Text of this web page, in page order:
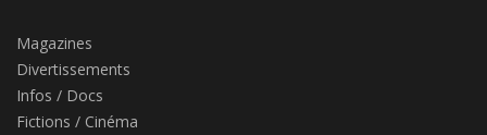
Magazines
Divertissements
Infos / Docs
Fictions / Cinéma